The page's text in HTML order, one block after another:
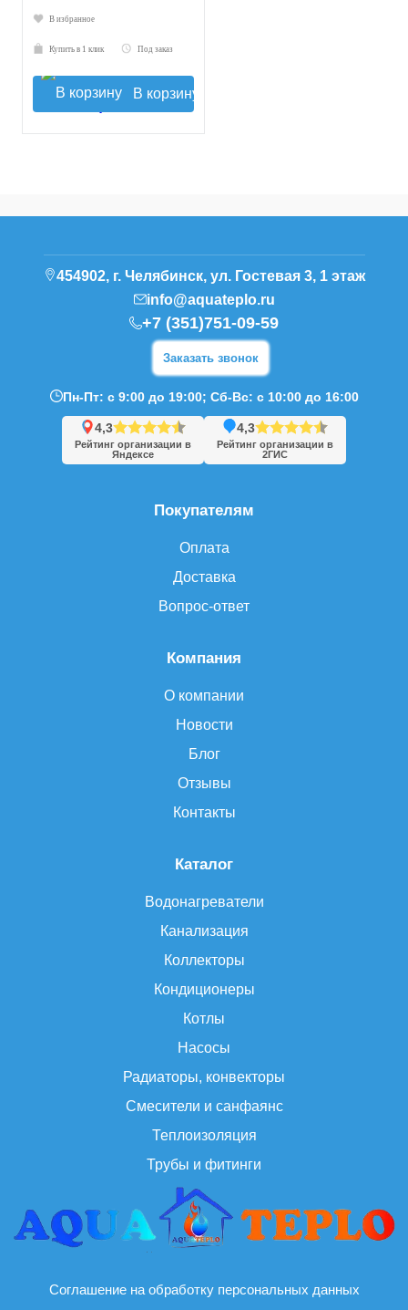
В избранное
Купить в 1 клик Под заказ
В корзину
Каталог
Водонагреватели
Канализация
Коллекторы
Кондиционеры
Котлы
Насосы
Радиаторы, конвекторы
Смесители и санфаянс
Теплоизоляция
Трубы и фитинги
Компания
О компании
Новости
Блог
Отзывы
Контакты
Покупателям
Оплата
Доставка
Вопрос-ответ
454902, г. Челябинск, ул. Гостевая 3, 1 этаж
info@aquateplo.ru
+7 (351)751-09-59
Заказать звонок
Пн-Пт: с 9:00 до 19:00; Сб-Вс: с 10:00 до 16:00
4,3
Рейтинг организации в
Яндексе
4,3
Рейтинг организации в
2ГИС
Соглашение на обработку персональных данных